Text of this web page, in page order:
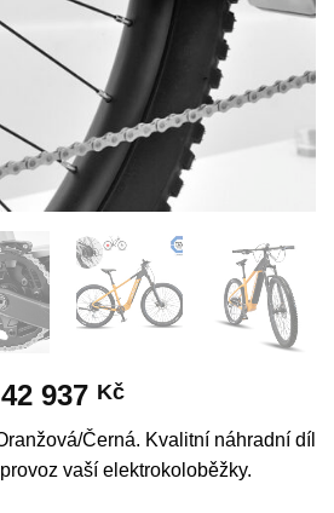
42 937 Kč
Černá. Kvalitní náhradní díl
vaší elektrokoloběžky.